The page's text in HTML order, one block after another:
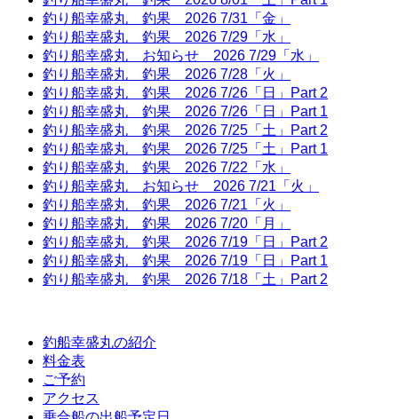
釣り船幸盛丸 釣果 2026 7/31「金」
釣り船幸盛丸 釣果 2026 7/29「水」
釣り船幸盛丸 お知らせ 2026 7/29「水」
釣り船幸盛丸 釣果 2026 7/28「火」
釣り船幸盛丸 釣果 2026 7/26「日」Part 2
釣り船幸盛丸 釣果 2026 7/26「日」Part 1
釣り船幸盛丸 釣果 2026 7/25「土」Part 2
釣り船幸盛丸 釣果 2026 7/25「土」Part 1
釣り船幸盛丸 釣果 2026 7/22「水」
釣り船幸盛丸 お知らせ 2026 7/21「火」
釣り船幸盛丸 釣果 2026 7/21「火」
釣り船幸盛丸 釣果 2026 7/20「月」
釣り船幸盛丸 釣果 2026 7/19「日」Part 2
釣り船幸盛丸 釣果 2026 7/19「日」Part 1
釣り船幸盛丸 釣果 2026 7/18「土」Part 2
釣船幸盛丸の紹介
料金表
ご予約
アクセス